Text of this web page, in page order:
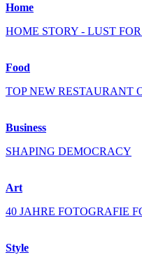
Home
HOME STORY - LUST
Food
TOP NEW RESTAURANT
Business
SHAPING DEMOCRACY
Art
40 JAHRE FOTOGRAFIE
Style